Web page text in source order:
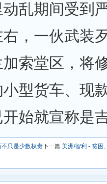
乱期间受到
，一伙武装
索堂区，将
型货车、现
开始就宣称是
只是少数权贵下一篇:美洲/智利 - 贫困